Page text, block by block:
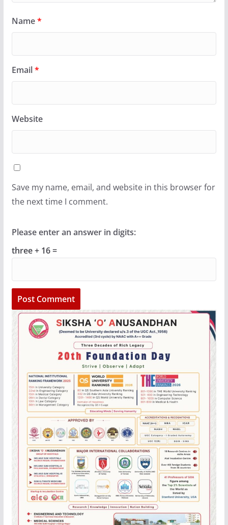
Name*
Email*
Website
Save my name, email, and website in this browser for
the next time I comment.
Please enter an answer in digits:
three + 16 =